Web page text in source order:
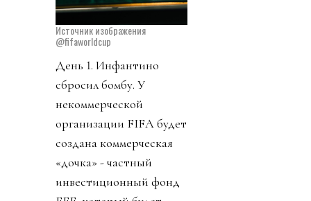
Источник изображения
@fifaworldcup
День 1. Инфантино
сбросил бомбу. У
некоммерческой
организации FIFA будет
создана коммерческая
«дочка» - частный
инвестиционный фонд